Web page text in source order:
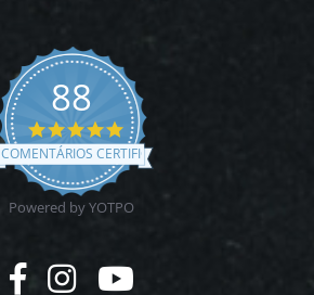
88
4.9
star
rating
COMENTÁRIOS CERTIFICADOS
Powered by YOTPO